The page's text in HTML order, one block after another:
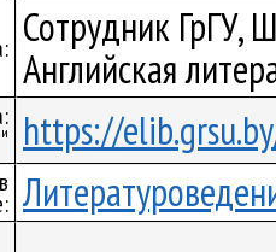
Сотрудник ГрГУ,
Английская
https://